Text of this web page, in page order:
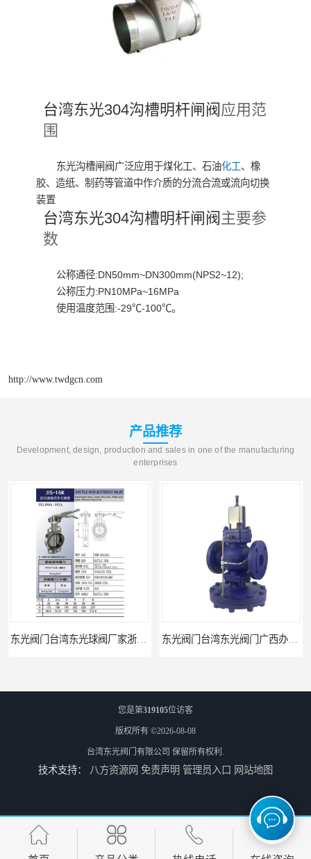
台湾东光304沟槽明杆闸阀 应用范
围
东光沟槽闸阀广泛应用于煤化工、石油化工、橡
胶、造纸、制药等管道中作介质的分流合流或流向切换
装置
台湾东光304沟槽明杆闸阀 主要参
数
公称通径:DN50mm~DN300mm(NPS2~12);
公称压力:PN10MPa~16MPa
使用温度范围:-29℃-100℃。
http://www.twdgcn.com
产品推荐
Development, design, production and sales in one of the manufacturing
enterprises
台湾东光比例式减压阀 台湾东光蒸汽减压阀
您是第319105位访客
版权所有 ©2026-08-08
台湾东光阀门有限公司 保留所有权利.
技术支持： 八方资源网 免责声明 管理员入口 网站地图